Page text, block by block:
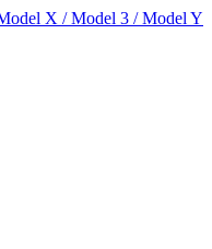
X / Model 3 / Model Y